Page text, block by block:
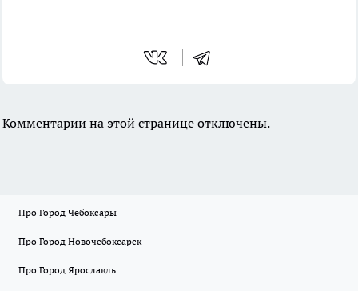
Комментарии на этой странице отключены.
Про Город Чебоксары
Про Город Новочебоксарск
Про Город Ярославль